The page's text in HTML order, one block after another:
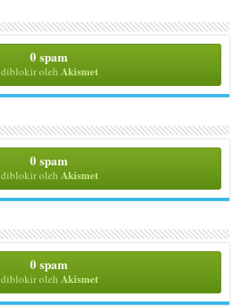
0 spam
diblokir oleh Akismet
0 spam
diblokir oleh Akismet
0 spam
diblokir oleh Akismet